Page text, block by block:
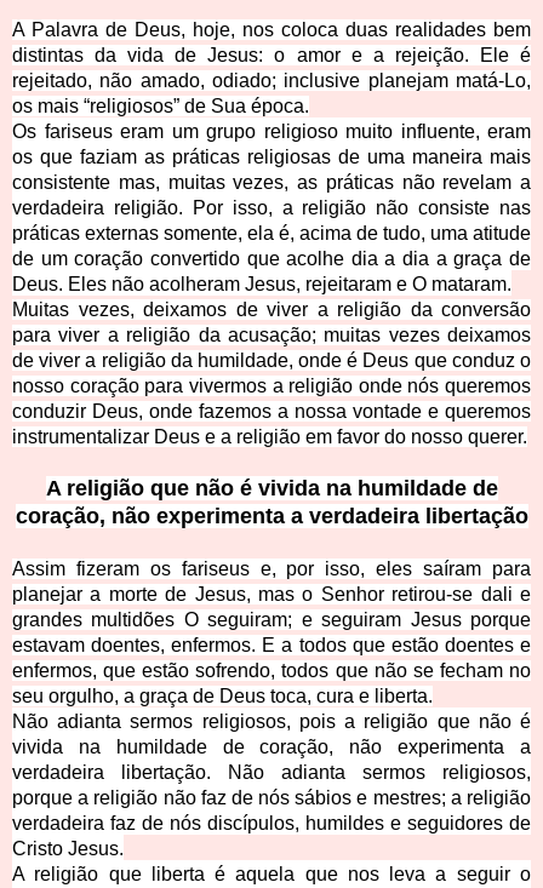
A Palavra de Deus, hoje, nos coloca duas realidades bem
distintas da vida de Jesus: o amor e a rejeição. Ele é
rejeitado, não amado, odiado; inclusive planejam matá-Lo,
os mais “religiosos” de Sua época.
Os fariseus eram um grupo religioso muito influente, eram
os que faziam as práticas religiosas de uma maneira mais
consistente mas, muitas vezes, as práticas não revelam a
verdadeira religião. Por isso, a religião não consiste nas
práticas externas somente, ela é, acima de tudo, uma atitude
de um coração convertido que acolhe dia a dia a graça de
Deus. Eles não acolheram Jesus, rejeitaram e O mataram.
Muitas vezes, deixamos de viver a religião da conversão
para viver a religião da acusação; muitas vezes deixamos
de viver a religião da humildade, onde é Deus que conduz o
nosso coração para vivermos a religião onde nós queremos
conduzir Deus, onde fazemos a nossa vontade e queremos
instrumentalizar Deus e a religião em favor do nosso querer.
A religião que não é vivida na humildade de
coração, não experimenta a verdadeira libertação
Assim fizeram os fariseus e, por isso, eles saíram para
planejar a morte de Jesus, mas o Senhor retirou-se dali e
grandes multidões O seguiram; e seguiram Jesus porque
estavam doentes, enfermos. E a todos que estão doentes e
enfermos, que estão sofrendo, todos que não se fecham no
seu orgulho, a graça de Deus toca, cura e liberta.
Não adianta sermos religiosos, pois a religião que não é
vivida na humildade de coração, não experimenta a
verdadeira libertação. Não adianta sermos religiosos,
porque a religião não faz de nós sábios e mestres; a religião
verdadeira faz de nós discípulos, humildes e seguidores de
Cristo Jesus.
A religião que liberta é aquela que nos leva a seguir o